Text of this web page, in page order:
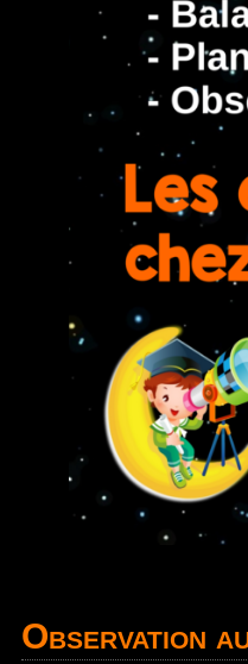
Observation